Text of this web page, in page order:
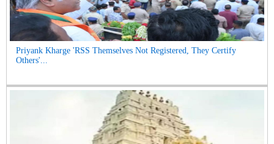
Priyank Kharge 'RSS Themselves Not Registered, They Certify
Others'...